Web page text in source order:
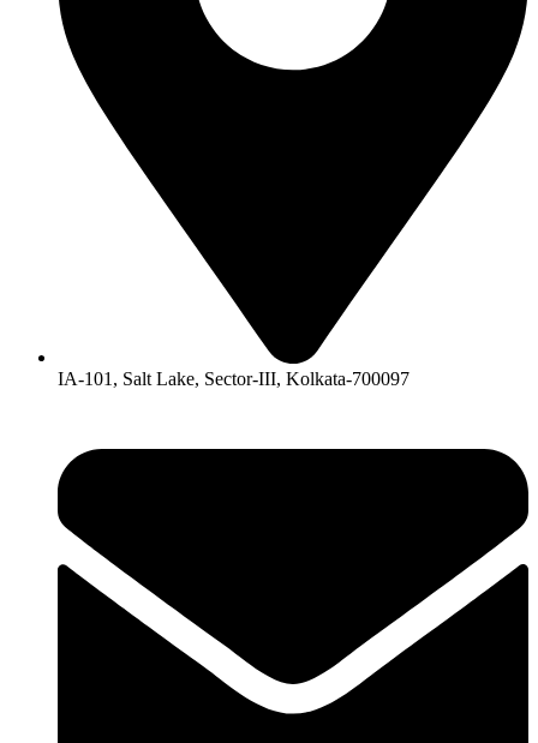
IA-101, Salt Lake, Sector-III, Kolkata-700097